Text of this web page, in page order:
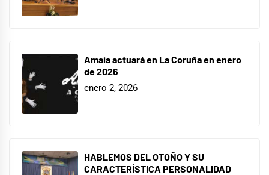
Amaia actuará en La Coruña en enero
de 2026
enero 2, 2026
HABLEMOS DEL OTOÑO Y SU
CARACTERÍSTICA PERSONALIDAD